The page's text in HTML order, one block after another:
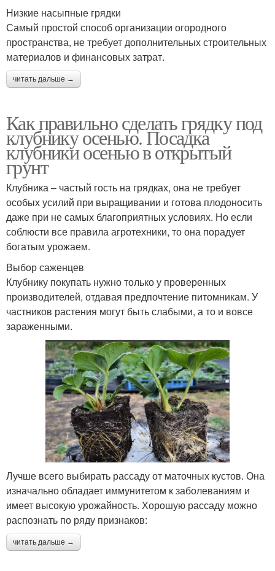
Низкие насыпные грядки
Самый простой способ организации огородного
пространства, не требует дополнительных строительных
материалов и финансовых затрат.
читать дальше →
Как правильно сделать грядку под
клубнику осенью. Посадка
клубники осенью в открытый
грунт
Клубника – частый гость на грядках, она не требует
особых усилий при выращивании и готова плодоносить
даже при не самых благоприятных условиях. Но если
соблюсти все правила агротехники, то она порадует
богатым урожаем.
Выбор саженцев
Клубнику покупать нужно только у проверенных
производителей, отдавая предпочтение питомникам. У
частников растения могут быть слабыми, а то и вовсе
зараженными.
Лучше всего выбирать рассаду от маточных кустов. Она
изначально обладает иммунитетом к заболеваниям и
имеет высокую урожайность. Хорошую рассаду можно
распознать по ряду признаков:
читать дальше →